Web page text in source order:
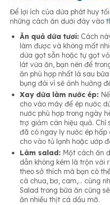
Để lợi ích của dứa phát huy
những cách ăn dưới đây vào
Ăn quả dứa tươi: Cách
làm được và không mất
dứa gọt sẵn hoặc tự gọt
lát vừa ăn, bạn nên để
ăn phù hợp nhất là sau
bụng đói vì sẽ ảnh hưởng
Xay dứa làm nước ép:
cho vào máy để ép nước
nước phù hợp trong ngày
trợ giảm cân hiệu quả. Chỉ
đã có ngay ly nước ép hấp
cho vào tủ lạnh hoặc ướp
Làm salad: Một cách ăn
dẫn không kém là trộn với
theo sở thích mà bạn có
cà chua, bơ, cam,… cùng
Salad trong bữa ăn cũng
ăn nhiều thịt cá dầu mỡ.